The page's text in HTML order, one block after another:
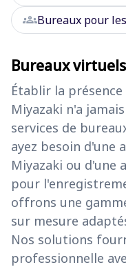
groupsBureaux pour
Bureaux
Établir la
Miyazaki n'a
services de
ayez besoin d'une
Miyazaki ou d'une
pour
offrons une
sur mesure
Nos solutions
professionnelle